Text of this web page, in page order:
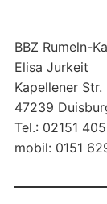
BBZ Rumeln-
Elisa Jurkeit
Kapellener
47239
Tel.: 02151
mobil: 0151